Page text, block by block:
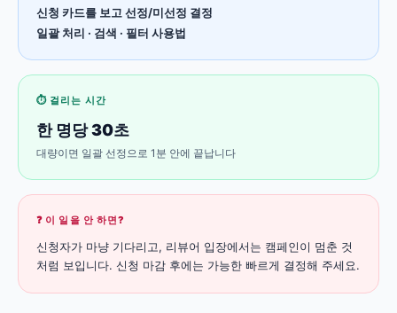
신청 카드를 보고 선정/미선정 결정
일괄 처리 · 검색 · 필터 사용법
⏱ 걸리는 시간
한 명당 30초
대량이면 일괄 선정으로 1분 안에 끝납니다
❓ 이 일을 안 하면?
신청자가 마냥 기다리고, 리뷰어 입장에서는 캠페인이 멈춘 것
처럼 보입니다. 신청 마감 후에는 가능한 빠르게 결정해 주세요.